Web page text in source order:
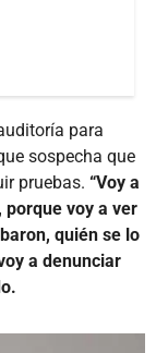
para
sospecha que
pruebas. “Voy a
voy a ver
quién se lo
a denunciar